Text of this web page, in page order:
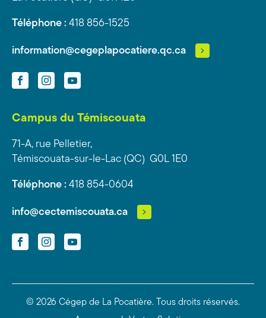
Téléphone : 418 856-1525
information@cegeplapocatiere.qc.ca
FacebookInstagramYouTube
Campus du Témiscouata
71-A, rue Pelletier,
Témiscouata-sur-le-Lac (QC) G0L 1E0
Téléphone : 418 854-0604
info@cectemiscouata.ca
FacebookInstagramYouTube
© 2026 Cégep de La Pocatière.
Tous droits réservés.